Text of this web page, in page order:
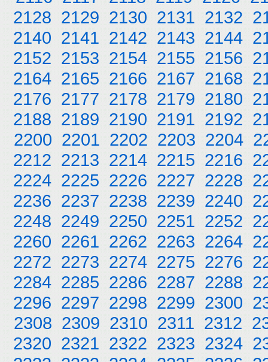
2128 2129 2130 2131 2132
2140 2141 2142 2143 2144
2152 2153 2154 2155 2156
2164 2165 2166 2167 2168
2176 2177 2178 2179 2180
2188 2189 2190 2191 2192
2200 2201 2202 2203 2204
2212 2213 2214 2215 2216
2224 2225 2226 2227 2228
2236 2237 2238 2239 2240
2248 2249 2250 2251 2252
2260 2261 2262 2263 2264
2272 2273 2274 2275 2276
2284 2285 2286 2287 2288
2296 2297 2298 2299 2300
2308 2309 2310 2311 2312
2320 2321 2322 2323 2324